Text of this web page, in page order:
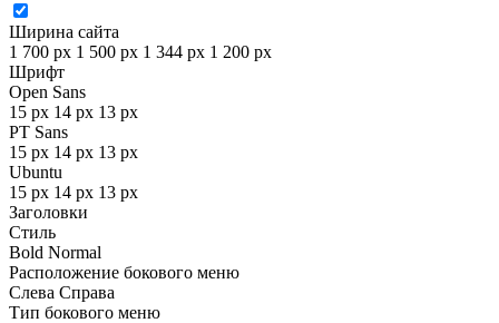
Ширина сайта
1 700 px 1 500 px 1 344 px 1 200 px
Шрифт
Open Sans
15 px 14 px 13 px
PT Sans
15 px 14 px 13 px
Ubuntu
15 px 14 px 13 px
Заголовки
Стиль
Bold Normal
Расположение бокового меню
Слева Справа
Тип бокового меню